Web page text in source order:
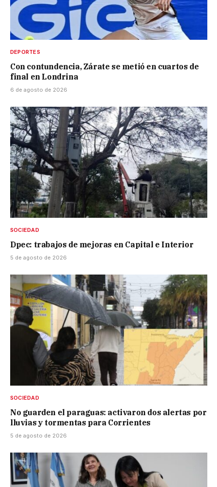
DEPORTES
Con contundencia, Zárate se metió en cuartos de
final en Londrina
6 de agosto de 2026
SOCIEDAD
Dpec: trabajos de mejoras en Capital e Interior
5 de agosto de 2026
SOCIEDAD
No guarden el paraguas: activaron dos alertas por
lluvias y tormentas para Corrientes
5 de agosto de 2026